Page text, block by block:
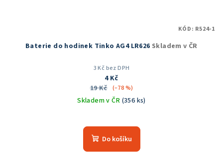
Baterie do hodinek Tinko AG4 LR626 Skladem v ČR
3 Kč bez DPH
4 Kč
19 Kč
(–78 %)
Skladem v ČR (356 ks)
hodnocení
produktu
Do košíku
KÓD: R524-1